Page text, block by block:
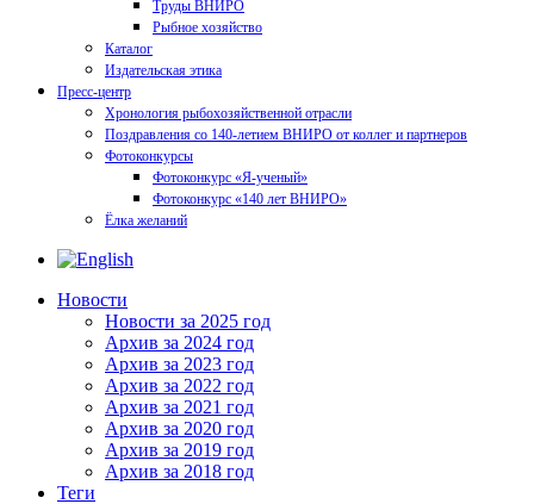
Труды ВНИРО
Рыбное хозяйство
Каталог
Издательская этика
Пресс-центр
Хронология рыбохозяйственной отрасли
Поздравления со 140-летием ВНИРО от коллег и партнеров
Фотоконкурсы
Фотоконкурс «Я-ученый»
Фотоконкурс «140 лет ВНИРО»
Ёлка желаний
Новости
Новости за 2025 год
Архив за 2024 год
Архив за 2023 год
Архив за 2022 год
Архив за 2021 год
Архив за 2020 год
Архив за 2019 год
Архив за 2018 год
Теги